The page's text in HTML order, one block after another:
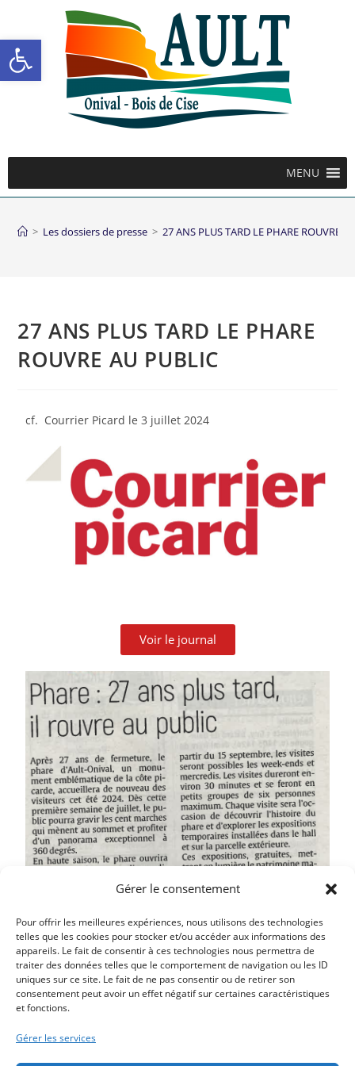
Ouvrir la barre d’outils
Gérer le consentement
Pour offrir les meilleures expériences, nous utilisons des technologies
telles que les cookies pour stocker et/ou accéder aux informations des
appareils. Le fait de consentir à ces technologies nous permettra de
traiter des données telles que le comportement de navigation ou les ID
uniques sur ce site. Le fait de ne pas consentir ou de retirer son
consentement peut avoir un effet négatif sur certaines caractéristiques
et fonctions.
Gérer les services
MENU
> Les dossiers de presse > 27 ANS PLUS TARD LE PHARE ROUVRE
27 ANS PLUS TARD LE PHARE
ROUVRE AU PUBLIC
cf. Courrier Picard le 3 juillet 2024
Voir le journal
Article précédent
DES TOURNAGES QUI STIMULENT LE TOURISME